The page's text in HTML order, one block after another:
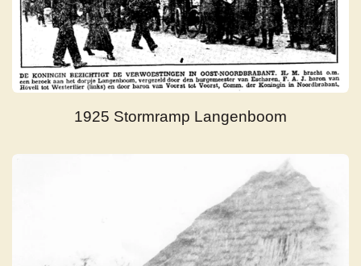
1925 Stormramp Langenboom